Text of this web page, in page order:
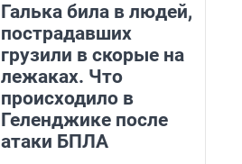
Галька била в людей,
пострадавших
грузили в скорые на
лежаках. Что
происходило в
Геленджике после
атаки БПЛА